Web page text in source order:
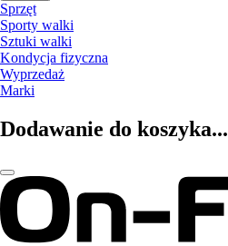
Sprzęt
Sporty walki
Sztuki walki
Kondycja fizyczna
Wyprzedaż
Marki
Dodawanie do koszyka...